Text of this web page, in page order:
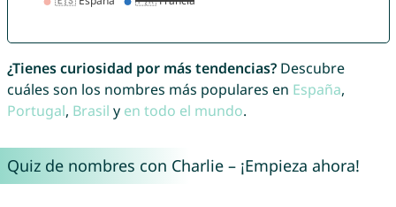
¿Tienes curiosidad por más tendencias?Descubre
cuáles son los nombres más populares en España,
Portugal, Brasil y en todo el mundo.
Quiz de nombres con Charlie – ¡Empieza ahora!